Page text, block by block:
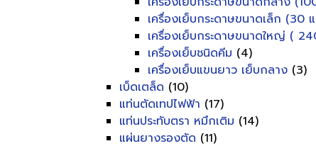
เครื่องเย็บกระดาษขนาดเล็ก (30
เครื่องเย็บกระดาษขนาดใหญ่ (
เครื่องเย็บชนิดคีม (4)
เครื่องเย็บแขนยาว เย็บกลาง (3)
เบ็ดเตล็ด (10)
แท่นตัดเทปไฟฟ้า (17)
แท่นประทับตรา หมึกเติม (14)
แผ่นยางรองตัด (11)